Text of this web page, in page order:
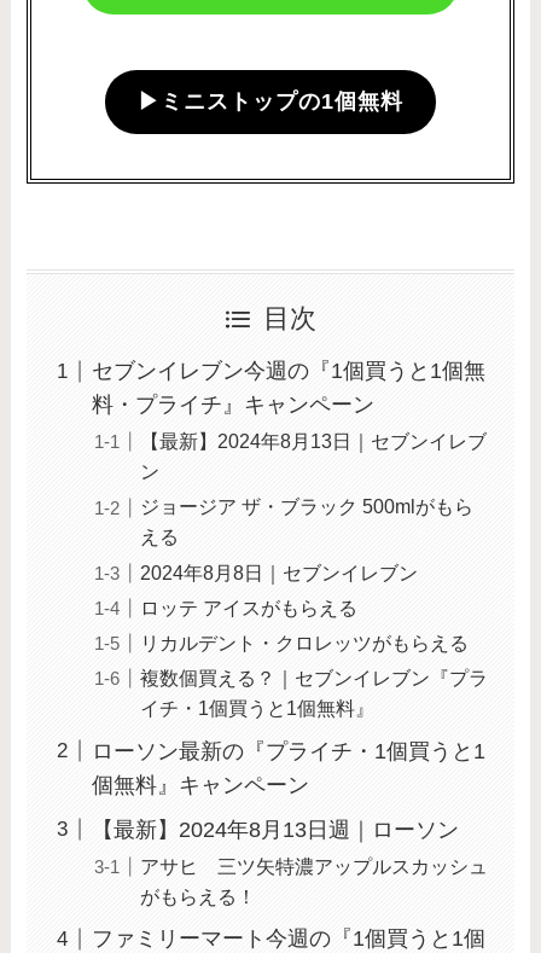
▶︎ミニストップの1個無料
目次
セブンイレブン今週の『1個買うと1個無
料・プライチ』キャンペーン
【最新】2024年8月13日｜セブンイレブ
ン
ジョージア ザ・ブラック 500mlがもら
える
2024年8月8日｜セブンイレブン
ロッテ アイスがもらえる
リカルデント・クロレッツがもらえる
複数個買える？｜セブンイレブン『プラ
イチ・1個買うと1個無料』
ローソン最新の『プライチ・1個買うと1
個無料』キャンペーン
【最新】2024年8月13日週｜ローソン
アサヒ 三ツ矢特濃アップルスカッシュ
がもらえる！
ファミリーマート今週の『1個買うと1個